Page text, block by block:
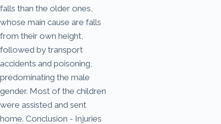
falls than the older ones,
whose main cause are falls
from their own height,
followed by transport
accidents and poisoning,
predominating the male
gender. Most of the children
were assisted and sent
home. Conclusion - Injuries